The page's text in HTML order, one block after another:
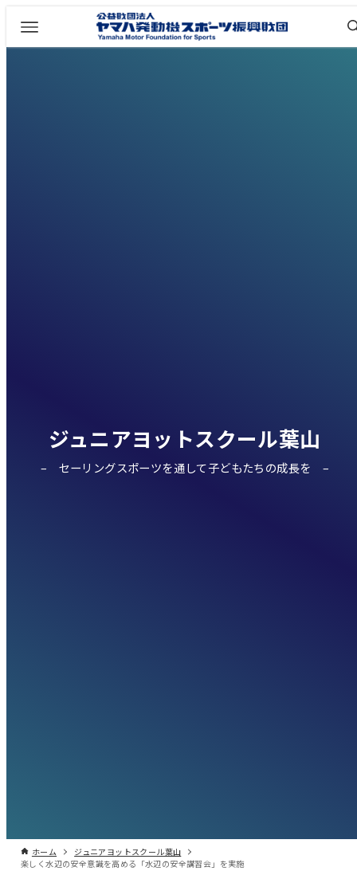
ジュニアヨットスクール葉山
セーリングスポーツを通して子どもたちの成長を
ホーム
ジュニアヨットスクール葉山
楽しく水辺の安全意識を高める「水辺の安全講習会」を実施